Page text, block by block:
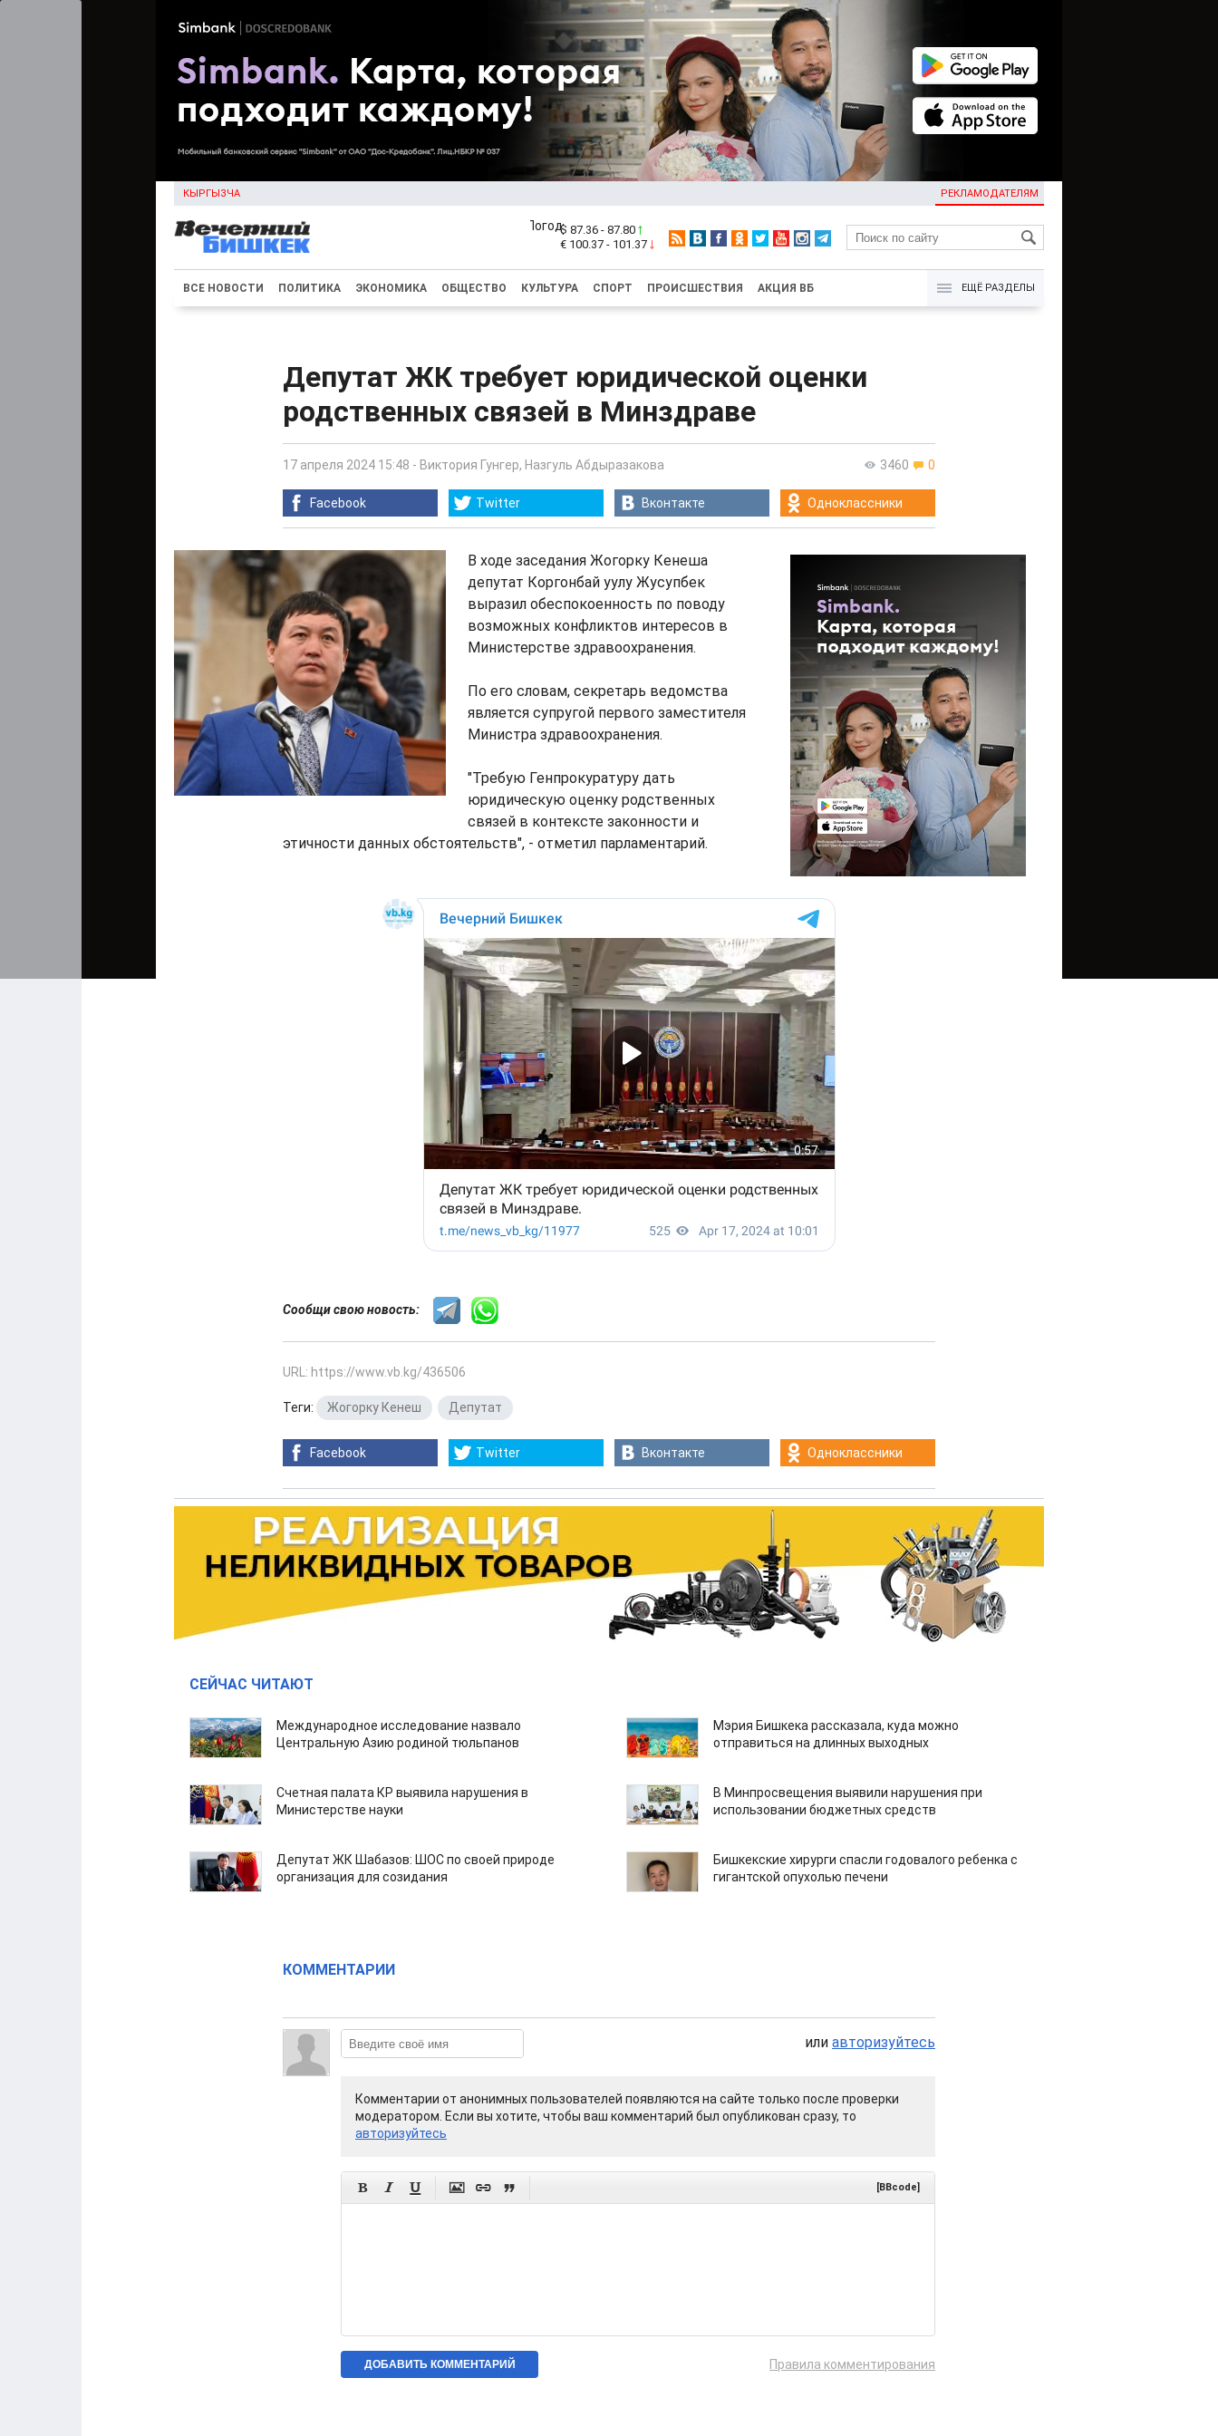
КЫРГЫЗЧА РЕКЛАМОДАТЕЛЯМ
KG
$ 87.36 - 87.80
€ 100.37 - 101.37
ВСЕ НОВОСТИ ПОЛИТИКА ЭКОНОМИКА ОБЩЕСТВО КУЛЬТУРА СПОРТ ПРОИСШЕСТВИЯ АКЦИЯ ВБ ЕЩЁ РАЗДЕЛЫ
Депутат ЖК требует юридической оценки
родственных связей в Минздраве
3460 0
17 апреля 2024 15:48 - Виктория Гунгер, Назгуль Абдыразакова
Facebook Twitter Вконтакте Одноклассники
В ходе заседания Жогорку Кенеша
депутат Коргонбай уулу Жусупбек
выразил обеспокоенность по поводу
возможных конфликтов интересов в
Министерстве здравоохранения.
По его словам, секретарь ведомства
является супругой первого заместителя
Министра здравоохранения.
"Требую Генпрокуратуру дать
юридическую оценку родственных
связей в контексте законности и
этичности данных обстоятельств", - отметил парламентарий.
Сообщи свою новость:
URL: https://www.vb.kg/436506
Теги: Жогорку Кенеш Депутат
Facebook Twitter Вконтакте Одноклассники
СЕЙЧАС ЧИТАЮТ
Международное исследование назвало
Центральную Азию родиной тюльпанов
Мэрия Бишкека рассказала, куда можно
отправиться на длинных выходных
Счетная палата КР выявила нарушения в
Министерстве науки
В Минпросвещения выявили нарушения при
использовании бюджетных средств
Депутат ЖК Шабазов: ШОС по своей природе
организация для созидания
Бишкекские хирурги спасли годовалого ребенка с
гигантской опухолью печени
КОММЕНТАРИИ
или авторизуйтесь
Комментарии от анонимных пользователей появляются на сайте только после проверки
модератором. Если вы хотите, чтобы ваш комментарий был опубликован сразу, то
авторизуйтесь
      [BBcode]
Правила комментирования